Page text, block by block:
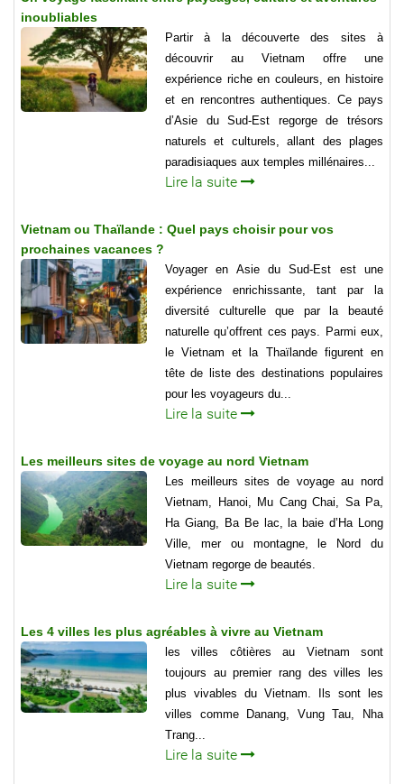
inoubliables
Partir à la découverte des sites à
découvrir au Vietnam offre une
expérience riche en couleurs, en histoire
et en rencontres authentiques. Ce pays
d’Asie du Sud-Est regorge de trésors
naturels et culturels, allant des plages
paradisiaques aux temples millénaires...
Lire la suite
Vietnam ou Thaïlande : Quel pays choisir pour vos
prochaines vacances ?
Voyager en Asie du Sud-Est est une
expérience enrichissante, tant par la
diversité culturelle que par la beauté
naturelle qu’offrent ces pays. Parmi eux,
le Vietnam et la Thaïlande figurent en
tête de liste des destinations populaires
pour les voyageurs du...
Lire la suite
Les meilleurs sites de voyage au nord Vietnam
Les meilleurs sites de voyage au nord
Vietnam, Hanoi, Mu Cang Chai, Sa Pa,
Ha Giang, Ba Be lac, la baie d’Ha Long
Ville, mer ou montagne, le Nord du
Vietnam regorge de beautés.
Lire la suite
Les 4 villes les plus agréables à vivre au Vietnam
les villes côtières au Vietnam sont
toujours au premier rang des villes les
plus vivables du Vietnam. Ils sont les
villes comme Danang, Vung Tau, Nha
Trang...
Lire la suite